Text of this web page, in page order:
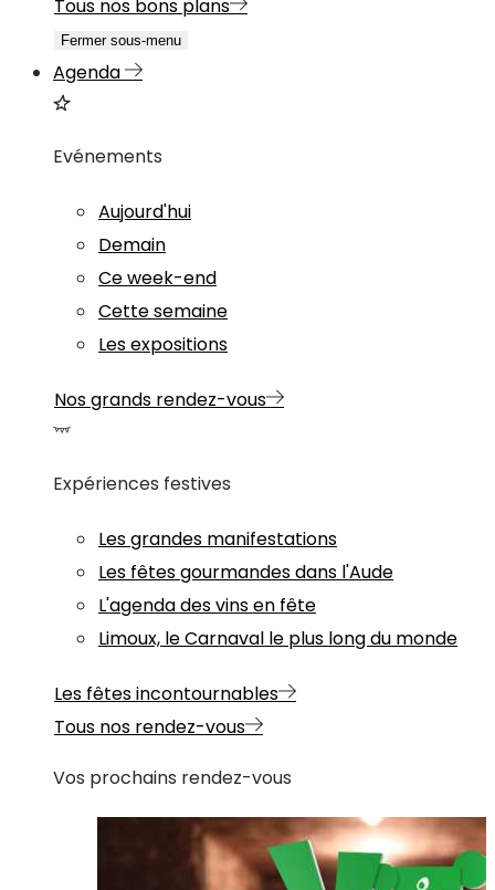
Tous nos bons plans
Fermer sous-menu
Agenda
Evénements
Aujourd'hui
Demain
Ce week-end
Cette semaine
Les expositions
Nos grands rendez-vous
Expériences festives
Les grandes manifestations
Les fêtes gourmandes dans l'Aude
L'agenda des vins en fête
Limoux, le Carnaval le plus long du monde
Les fêtes incontournables
Tous nos rendez-vous
Vos prochains rendez-vous